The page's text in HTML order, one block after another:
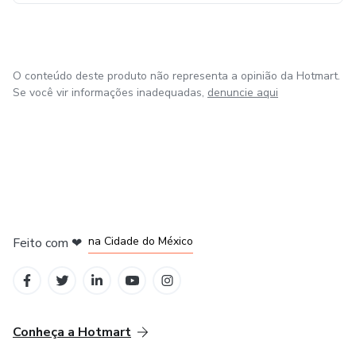
O conteúdo deste produto não representa a opinião da Hotmart.
Se você vir informações inadequadas, denuncie aqui
Feito com ❤ na Cidade do México
Conheça a Hotmart